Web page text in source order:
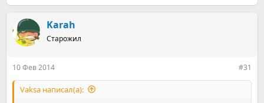
Karah
Старожил
10 Фев 2014 #31
Vaksa написал(а):